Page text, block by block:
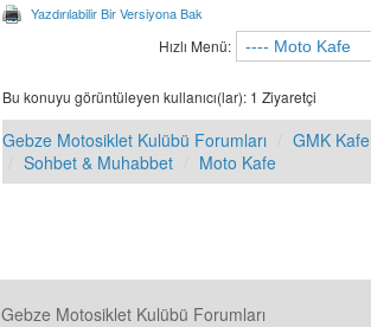
Yazdırılabilir Bir Versiyona Bak
Hızlı Menü:
Bu konuyu görüntüleyen kullanıcı(lar): 1 Ziyaretçi
Gebze Motosiklet Kulübü Forumları
GMK Kafe
Sohbet & Muhabbet
Moto Kafe
Gebze Motosiklet Kulübü Forumları